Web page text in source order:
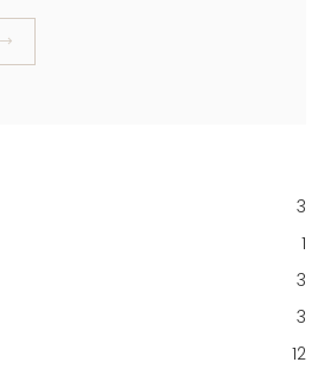
3
1
3
3
12